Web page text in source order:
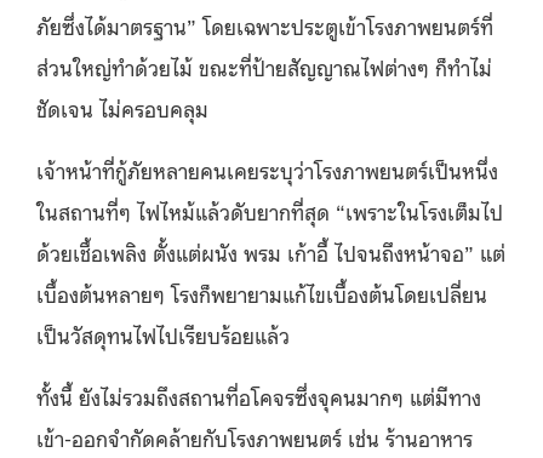
ภัยซึ่งได้มาตรฐาน” โดยเฉพาะประตูเข้าโรงภาพยนตร์ที่
ส่วนใหญ่ทำด้วยไม้ ขณะที่ป้ายสัญญาณไฟต่างๆ ก็ทำไม่
ชัดเจน ไม่ครอบคลุม
เจ้าหน้าที่กู้ภัยหลายคนเคยระบุว่าโรงภาพยนตร์เป็นหนึ่ง
ในสถานที่ๆ ไฟไหม้แล้วดับยากที่สุด “เพราะในโรงเต็มไป
ด้วยเชื้อเพลิง ตั้งแต่ผนัง พรม เก้าอี้ ไปจนถึงหน้าจอ” แต่
เบื้องต้นหลายๆ โรงก็พยายามแก้ไขเบื้องต้นโดยเปลี่ยน
เป็นวัสดุทนไฟไปเรียบร้อยแล้ว
ทั้งนี้ ยังไม่รวมถึงสถานที่อโคจรซึ่งจุคนมากๆ แต่มีทาง
เข้า-ออกจำกัดคล้ายกับโรงภาพยนตร์ เช่น ร้านอาหาร